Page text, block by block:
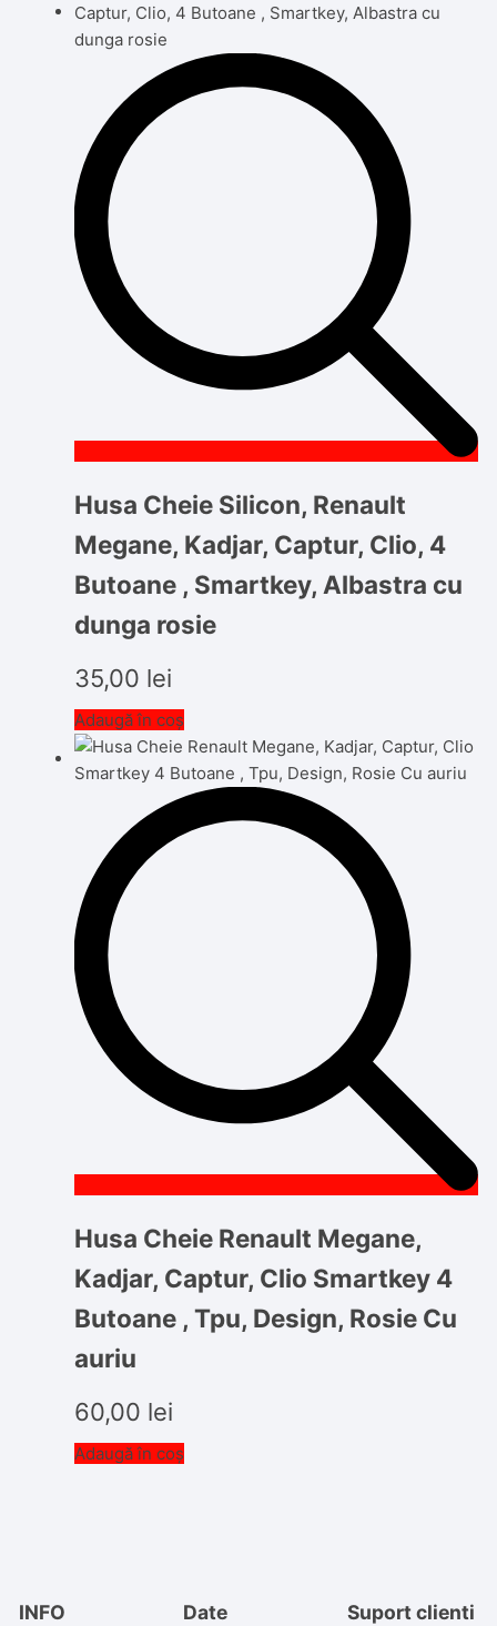
Husa Cheie Silicon, Renault
Megane, Kadjar, Captur, Clio, 4
Butoane , Smartkey, Albastra cu
dunga rosie
35,00 lei
Adaugă în coș
Husa Cheie Renault Megane,
Kadjar, Captur, Clio Smartkey 4
Butoane , Tpu, Design, Rosie Cu
auriu
60,00 lei
Adaugă în coș
INFO
Date
Suport clienti